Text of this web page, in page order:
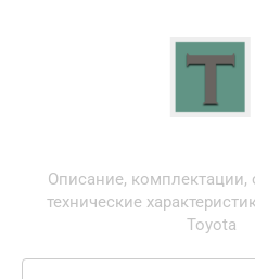
Описание,
технические
Toyota
Поиск: